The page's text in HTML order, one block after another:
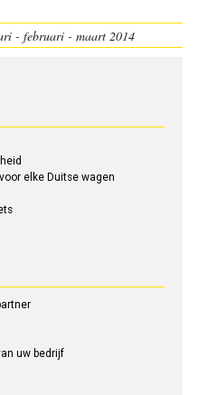
- februari - maart 2014
elke Duitse wagen
uw bedrijf